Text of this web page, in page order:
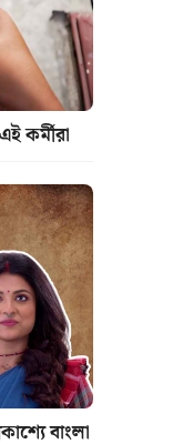
কর্মীরা
বাংলা